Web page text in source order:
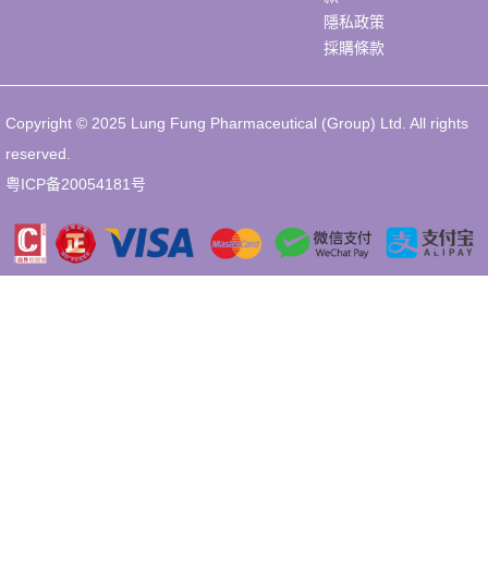
隱私政策
採購條款
Copyright © 2025 Lung Fung Pharmaceutical (Group) Ltd. All rights
reserved.
粤ICP备20054181号